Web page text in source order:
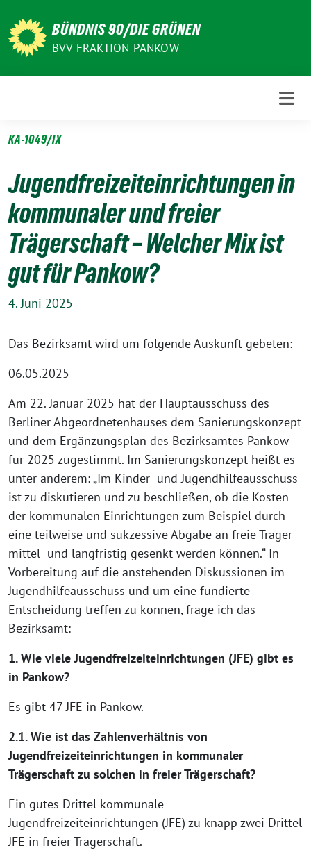
zum
Inhalt
BÜNDNIS 90/DIE GRÜNEN
BVV FRAKTION PANKOW
KA-1049/IX
Jugendfreizeiteinrichtungen in
kommunaler und freier
Trägerschaft – Welcher Mix ist
gut für Pankow?
4. Juni 2025
Das Bezirksamt wird um folgende Auskunft gebeten:
06.05.2025
Am 22. Januar 2025 hat der Hauptausschuss des
Berliner Abgeordnetenhauses dem Sanierungskonzept
und dem Ergänzungsplan des Bezirksamtes Pankow
für 2025 zugestimmt. Im Sanierungskonzept heißt es
unter anderem: „Im Kinder- und Jugendhilfeausschuss
ist zu diskutieren und zu beschließen, ob die Kosten
der kommunalen Einrichtungen zum Beispiel durch
eine teilweise und sukzessive Abgabe an freie Träger
mittel- und langfristig gesenkt werden können.“ In
Vorbereitung auf die anstehenden Diskussionen im
Jugendhilfeausschuss und um eine fundierte
Entscheidung treffen zu können, frage ich das
Bezirksamt:
1. Wie viele Jugendfreizeiteinrichtungen (JFE) gibt es
in Pankow?
Es gibt 47 JFE in Pankow.
2.1. Wie ist das Zahlenverhältnis von
Jugendfreizeiteinrichtungen in kommunaler
Trägerschaft zu solchen in freier Trägerschaft?
Ein gutes Drittel kommunale
Jugendfreizeiteinrichtungen (JFE) zu knapp zwei Drittel
JFE in freier Trägerschaft.